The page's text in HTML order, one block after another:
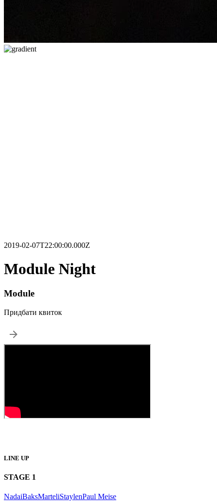
2019-02-07T22:00:00.000Z
Module Night
Module
Придбати квиток
LINE UP
STAGE 1
NadaiBaksMarteliStaylenPaul Meise